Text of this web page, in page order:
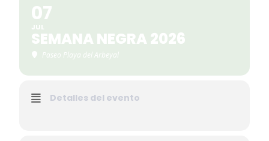
07
JUL
SEMANA NEGRA 2026
Paseo Playa del Arbeyal
Detalles del evento